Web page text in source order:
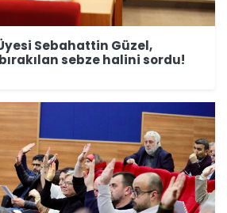
Sebahattin Güzel,
sebze halini sordu!